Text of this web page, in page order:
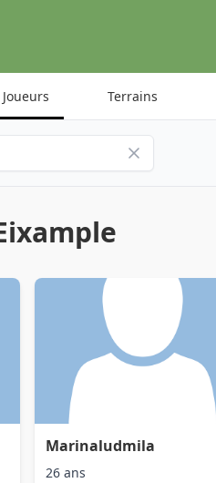
Joueurs Terrains
Marinaludmila
26 ans